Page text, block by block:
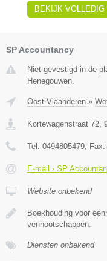
BEKIJK VOLLEDIG
SP Accountancy
Niet gevestigd in de
Henegouwen.
Oost-Vlaanderen »
Kortewagenstraat 72
Tel: 0494805479 , Fax:
E-mail › SP
Website onbekend
Boekhouding voor
vennootschappen.
Diensten onbekend